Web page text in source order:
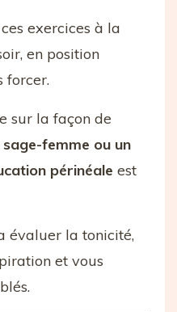
exercices à la
en position
forcer.
sur la façon de
sage-femme ou un
périnéale est
évaluer la tonicité,
et vous